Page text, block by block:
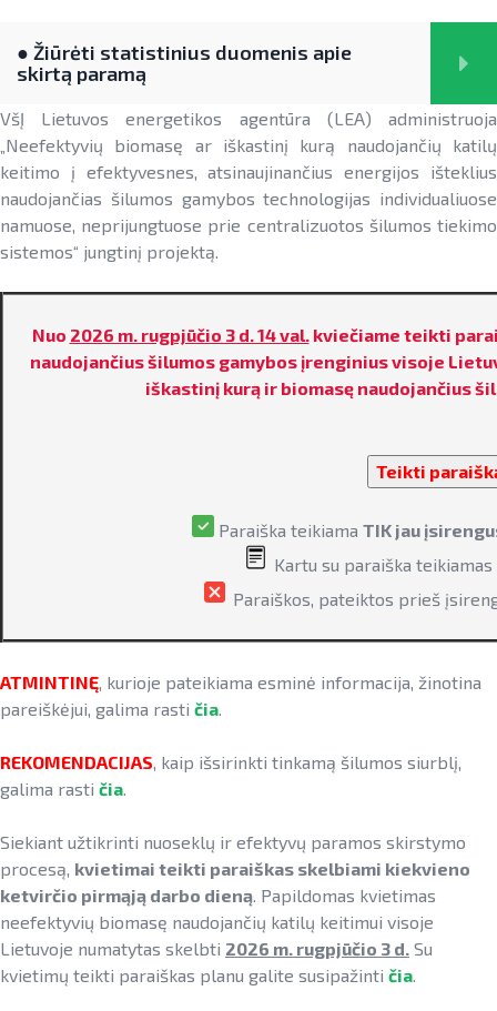
Reklaminiai paveikslėliai (baneriai)
paramai viešinti
Aktuali AEI statistika
AIE plėtros galimybių žemėlapis
energijos kaupimo įrenginių kainos
Energetikos bendrijos
Pažangos skatinant AEI plėtrą
ataskaitos ir kiti dokumentai
AEI transporte
AIE gamybos įrenginių montuotojų
Savivaldybių AIE naudojimo plėtros
Rekomendacijos saulės elektrinėms
įrengti ant stogo
Procedūros ir leidimai
Leidiniai
NEKS veiksmų plano įgyvendinimo
stebėsena
Energetika išsamiai
Degalų ir naftos sektorius
Kelių transporto sektorius
Šilumos energijos ir biokuro sektorius
Informacija apie paslaugų teikimą
LIFE IP EnerLIT
LEAPto11
EVE didinimo veiksmų planas
Pažangos įgyvendinant EVE tikslus
ataskaitos
Energijos tiekėjų ir įmonių sutaupymo
EVE skatinimo ir viešinimo darbai
EVE vertinimo įrankiai
Viešuosius interesus atitinkančių
paslaugų diferencijavimas
galiojantys kvietimai teikti paraiškas
baigę galioti kvietimai teikti paraiškas
► PARAMA ENERGIJOS KAUPIMO ĮRENGINIAMS
► PARAMA SAULĖS ELEKTRINĖMS SAUSUMOJE
VIEŠINTI
● Žiūrėti statistinius duomenis apie
skirtą paramą
VšĮ Lietuvos energetikos agentūra (LEA) administruoja
„Neefektyvių biomasę ar iškastinį kurą naudojančių katilų
keitimo į efektyvesnes, atsinaujinančius energijos išteklius
naudojančias šilumos gamybos technologijas individualiuose
namuose, neprijungtuose prie centralizuotos šilumos tiekimo
sistemos“ jungtinį projektą.
Nuo 2026 m. rugpjūčio 3 d. 14 val.kviečiame teikti
naudojančius šilumos gamybos įrenginius visoje
iškastinį kurą ir biomasę naudojančius
Teikti
Paraiška teikiama TIK jau
Kartu su paraiška
Paraiškos, pateiktos prieš
ATMINTINĘ, kurioje pateikiama esminė informacija, žinotina
pareiškėjui, galima rasti čia.
REKOMENDACIJAS, kaip išsirinkti tinkamą šilumos siurblį,
galima rasti čia.
Siekiant užtikrinti nuoseklų ir efektyvų paramos skirstymo
procesą, kvietimai teikti paraiškas skelbiami kiekvieno
ketvirčio pirmąją darbo dieną. Papildomas kvietimas
neefektyvių biomasę naudojančių katilų keitimui visoje
Lietuvoje numatytas skelbti 2026 m. rugpjūčio 3 d. Su
kvietimų teikti paraiškas planu galite susipažinti čia.